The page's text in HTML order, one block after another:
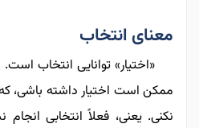
معنای انتخاب
«اختیار» توانایی انتخاب
ممکن است اختیار داشته باشی،
نکنی. یعنی، فعلاً انتخابی